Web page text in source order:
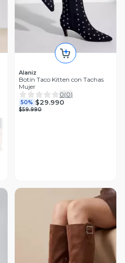
Alaniz
Botín Taco Kitten con Tachas
Mujer
0(0)
50% $29.990
$59.990